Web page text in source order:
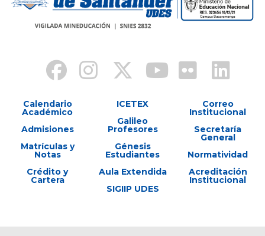
Calendario
Académico
Admisiones
Matrículas y
Notas
Crédito y
Cartera
ICETEX
Galileo
Profesores
Génesis
Estudiantes
Aula Extendida
SIGIIP UDES
Correo
Institucional
Secretaría
General
Normatividad
Acreditación
Institucional